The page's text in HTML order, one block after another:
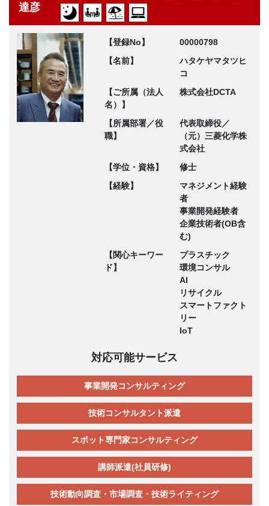
達彦
【登録No】
00000798
【名前】
ハタケヤマタツヒ
コ
【ご所属（法人
名）】
株式会社DCTA
【所属部署／役
職】
代表取締役／
（元）三菱化学株
式会社
【学位・資格】
修士
【経験】
マネジメント経験
者
事業開発経験者
企業技術者(OB含
む)
【関心キーワー
ド】
プラスチック
環境コンサル
AI
リサイクル
スマートファクト
リー
IoT
対応可能サービス
事業開発コンサルティング
技術コンサルタント派遣
スポット専門家コンサルティング
講師派遣(社員研修)
技術動向調査・市場調査・技術ライティング